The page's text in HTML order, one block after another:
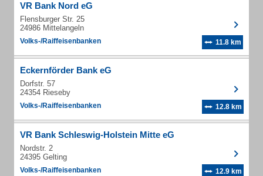
VR Bank Nord eG
Flensburger Str. 25
24986 Mittelangeln
Volks-/Raiffeisenbanken 11.8 km
Eckernförder Bank eG
Dorfstr. 57
24354 Rieseby
Volks-/Raiffeisenbanken 12.8 km
VR Bank Schleswig-Holstein Mitte eG
Nordstr. 2
24395 Gelting
Volks-/Raiffeisenbanken 12.9 km